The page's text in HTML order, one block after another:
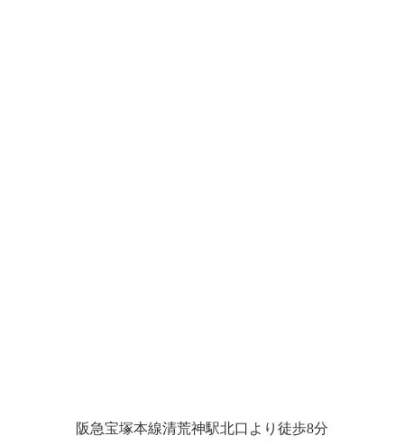
阪急宝塚本線清荒神駅北口より徒歩8分